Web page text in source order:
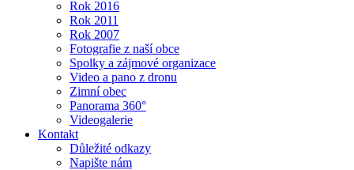
Rok 2016
Rok 2011
Rok 2007
Fotografie z naší obce
Spolky a zájmové organizace
Video a pano z dronu
Zimní obec
Panorama 360°
Videogalerie
Kontakt
Důležité odkazy
Napište nám